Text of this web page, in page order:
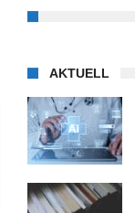
AKTUELL